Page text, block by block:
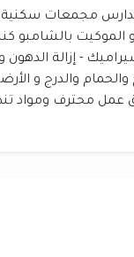
مجمعات سكنية
الموكيت بالشامبو
- إزالة الدهون
والدرج و
عمل محترف ومواد